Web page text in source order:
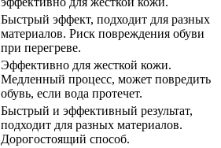
Быстрый эффект, подходит для разных
материалов. Риск повреждения обуви
при перегреве.
Эффективно для жесткой кожи.
Медленный процесс, может повредить
обувь, если вода протечет.
Быстрый и эффективный результат,
подходит для разных материалов.
Дорогостоящий способ.